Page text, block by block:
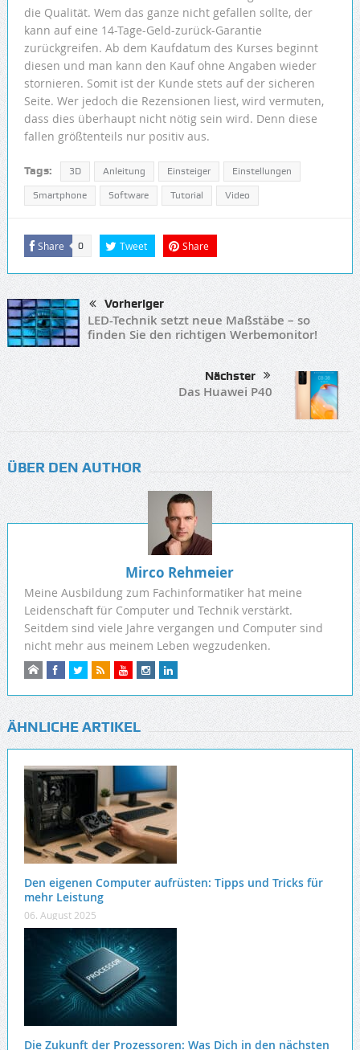
die Qualität. Wem das ganze nicht gefallen sollte, der
kann auf eine 14-Tage-Geld-zurück-Garantie
zurückgreifen. Ab dem Kaufdatum des Kurses beginnt
diesen und man kann den Kauf ohne Angaben wieder
stornieren. Somit ist der Kunde stets auf der sicheren
Seite. Wer jedoch die Rezensionen liest, wird vermuten,
dass dies überhaupt nicht nötig sein wird. Denn diese
fallen größtenteils nur positiv aus.
Tags: 3D Anleitung Einsteiger Einstellungen
Smartphone Software Tutorial Video
Share 0 Tweet Share
Vorheriger
LED-Technik setzt neue Maßstäbe – so
finden Sie den richtigen Werbemonitor!
Nächster
Das Huawei P40
ÜBER DEN AUTHOR
Mirco Rehmeier
Meine Ausbildung zum Fachinformatiker hat meine
Leidenschaft für Computer und Technik verstärkt.
Seitdem sind viele Jahre vergangen und Computer sind
nicht mehr aus meinem Leben wegzudenken.
ÄHNLICHE ARTIKEL
Den eigenen Computer aufrüsten: Tipps und Tricks für
mehr Leistung
06. August 2025
Die Zukunft der Prozessoren: Was Dich in den nächsten